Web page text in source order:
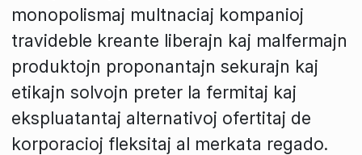
monopolismaj multnaciaj kompanioj
travideble kreante liberajn kaj malfermajn
produktojn proponantajn sekurajn kaj
etikajn solvojn preter la fermitaj kaj
ekspluatantaj alternativoj ofertitaj de
korporacioj fleksitaj al merkata regado.